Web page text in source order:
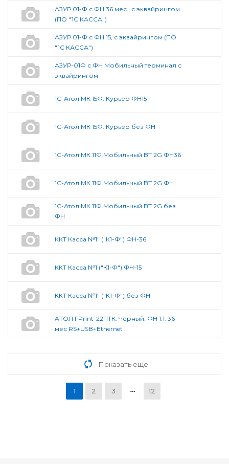
АЗУР 01-Ф с ФН 36 мес., с эквайрингом
(ПО "1С КАССА")
АЗУР 01-Ф с ФН 15, с эквайрингом (ПО
"1С КАССА")
АЗУР-01Ф с ФН Мобильный терминал с
эквайрингом
1С-Атол МК 15Ф. Курьер ФН15
1С-Атол МК 15Ф. Курьер без ФН
1С-Атол МК 11Ф.Мобильный BT 2G ФН36
1С-Атол МК 11Ф.Мобильный BT 2G ФН
1С-Атол МК 11Ф.Мобильный BT 2G без
ФН
ККТ Касса №1" ("К1-Ф") ФН-36
ККТ Касса №1 ("К1-Ф") ФН-15
ККТ Касса №1" ("К1-Ф") без ФН
АТОЛ FPrint-22ПТК. Черный. ФН 1.1. 36
мес RS+USB+Ethernet
Показать еще
1 2 3 12